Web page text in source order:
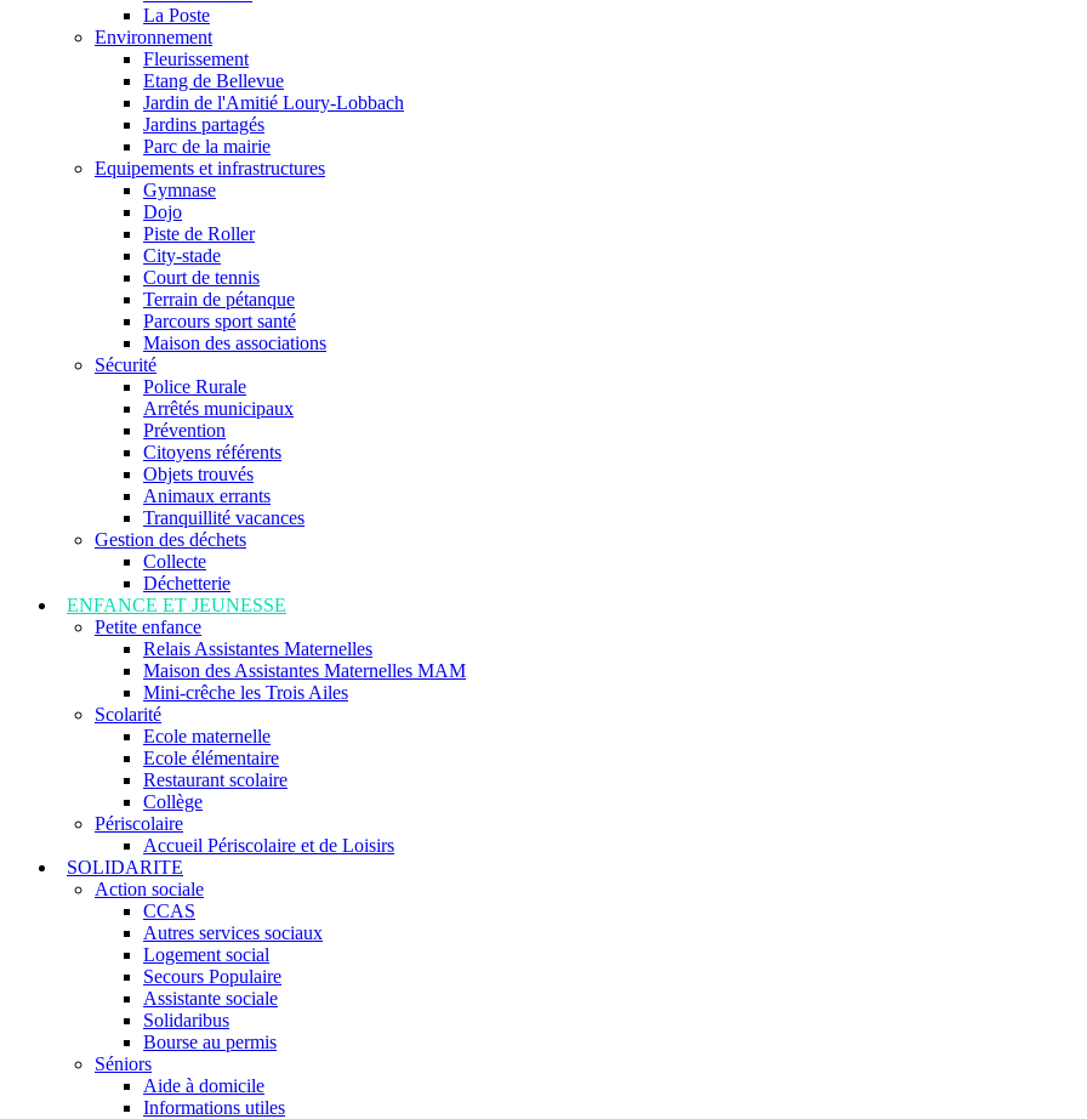
La Poste
Environnement
Fleurissement
Etang de Bellevue
Jardin de l'Amitié Loury-Lobbach
Jardins partagés
Parc de la mairie
Equipements et infrastructures
Gymnase
Dojo
Piste de Roller
City-stade
Court de tennis
Terrain de pétanque
Parcours sport santé
Maison des associations
Sécurité
Police Rurale
Arrêtés municipaux
Prévention
Citoyens référents
Objets trouvés
Animaux errants
Tranquillité vacances
Gestion des déchets
Collecte
Déchetterie
ENFANCE ET JEUNESSE
Petite enfance
Relais Assistantes Maternelles
Maison des Assistantes Maternelles MAM
Mini-crêche les Trois Ailes
Scolarité
Ecole maternelle
Ecole élémentaire
Restaurant scolaire
Collège
Périscolaire
Accueil Périscolaire et de Loisirs
SOLIDARITE
Action sociale
CCAS
Autres services sociaux
Logement social
Secours Populaire
Assistante sociale
Solidaribus
Bourse au permis
Séniors
Aide à domicile
Informations utiles